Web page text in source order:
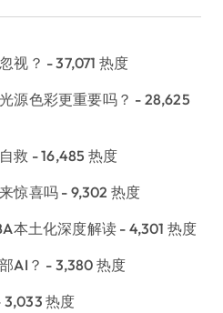
视？ - 37,071 热度
源色彩更重要吗？ - 28,625
救 - 16,485 热度
惊喜吗 - 9,302 热度
本土化深度解读 - 4,301 热度
AI？ - 3,380 热度
3,033 热度